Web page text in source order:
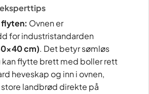
Ovnen er
for industristandarden
cm). Det betyr sømløs
kan flytte brett med boller rett
heveskap og inn i ovnen,
landbrød direkte på